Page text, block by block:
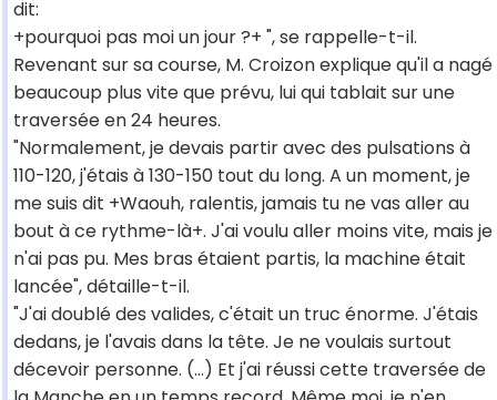
dit:
+pourquoi pas moi un jour ?+ ", se rappelle-t-il.
Revenant sur sa course, M. Croizon explique qu'il a nagé
beaucoup plus vite que prévu, lui qui tablait sur une
traversée en 24 heures.
"Normalement, je devais partir avec des pulsations à
110-120, j'étais à 130-150 tout du long. A un moment, je
me suis dit +Waouh, ralentis, jamais tu ne vas aller au
bout à ce rythme-là+. J'ai voulu aller moins vite, mais je
n'ai pas pu. Mes bras étaient partis, la machine était
lancée", détaille-t-il.
"J'ai doublé des valides, c'était un truc énorme. J'étais
dedans, je l'avais dans la tête. Je ne voulais surtout
décevoir personne. (...) Et j'ai réussi cette traversée de